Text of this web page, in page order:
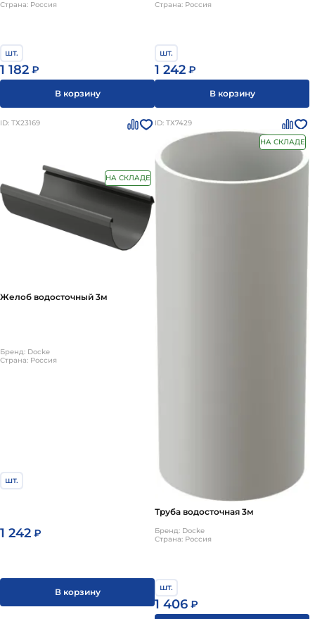
Страна: Россия
шт.
1 182 ₽
В корзину
Страна: Россия
шт.
1 242 ₽
В корзину
ID: ТХ23169
НА СКЛАДЕ
Желоб водосточный 3м
Бренд: Docke
Страна: Россия
шт.
1 242 ₽
В корзину
ID: ТХ7429
НА СКЛАДЕ
Труба водосточная 3м
Бренд: Docke
Страна: Россия
шт.
1 406 ₽